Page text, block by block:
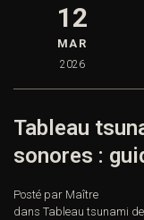
12
MAR
2026
Tableau
sonores :
Posté par Maître
dans Tableau tsunami